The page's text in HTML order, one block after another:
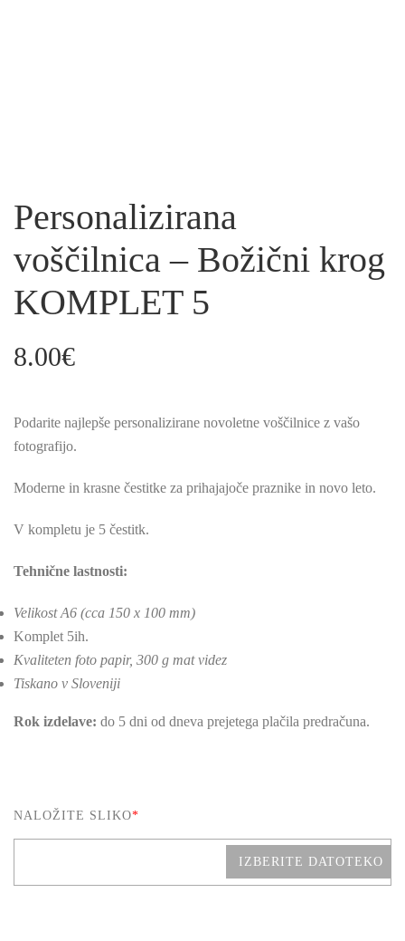
Personalizirana
voščilnica – Božični krog
KOMPLET 5
8.00€
Podarite najlepše personalizirane novoletne voščilnice z vašo
fotografijo.
Moderne in krasne čestitke za prihajajoče praznike in novo leto.
V kompletu je 5 čestitk.
Tehnične lastnosti:
Velikost A6 (cca 150 x 100 mm)
Komplet 5ih.
Kvaliteten foto papir, 300 g mat videz
Tiskano v Sloveniji
Rok izdelave: do 5 dni od dneva prejetega plačila predračuna.
NALOŽITE SLIKO*
IZBERITE DATOTEKO